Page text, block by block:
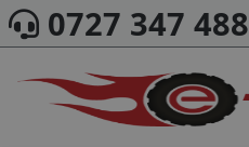
0727 347 488